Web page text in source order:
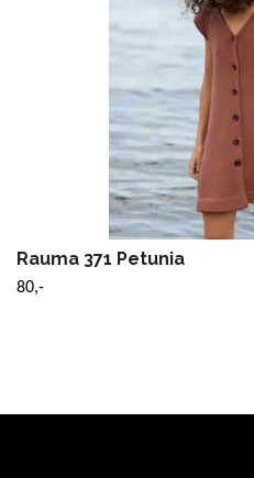
Rauma 371 Petunia
80,-